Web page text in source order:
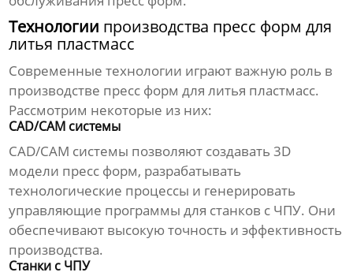
Технологии производства пресс форм для
литья пластмасс
Современные технологии играют важную роль в
производстве пресс форм для литья пластмасс.
Рассмотрим некоторые из них:
CAD/CAM системы
CAD/CAM системы позволяют создавать 3D
модели пресс форм, разрабатывать
технологические процессы и генерировать
управляющие программы для станков с ЧПУ. Они
обеспечивают высокую точность и эффективность
производства.
Станки с ЧПУ